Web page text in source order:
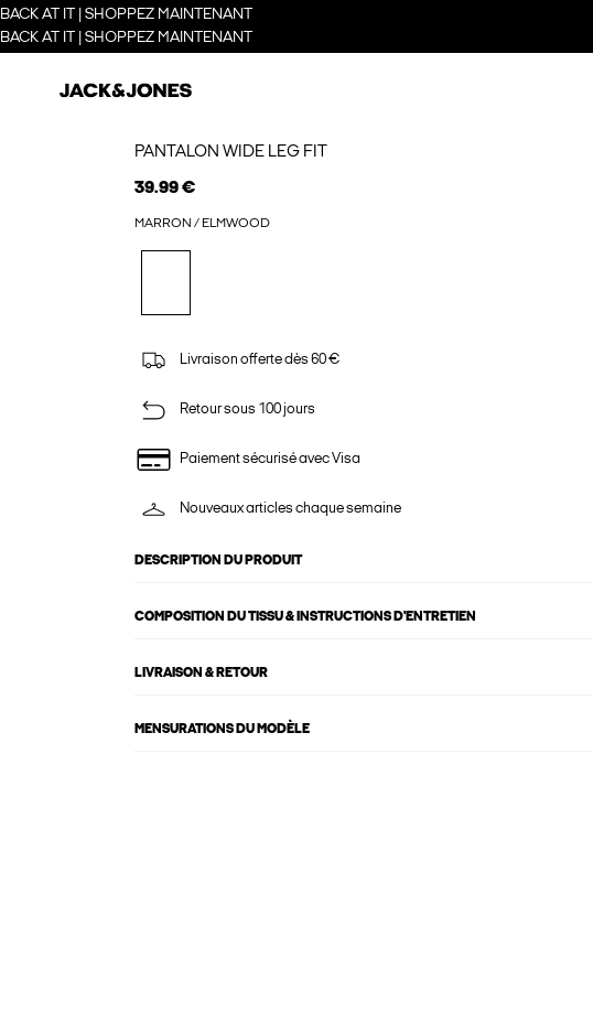
BACK AT IT | SHOPPEZ MAINTENANT
BACK AT IT | SHOPPEZ MAINTENANT
PANTALON WIDE LEG FIT
39.99 €
MARRON / ELMWOOD
Livraison offerte dès 60 €
Retour sous 100 jours
Paiement sécurisé avec Visa
Nouveaux articles chaque semaine
DESCRIPTION DU PRODUIT
COMPOSITION DU TISSU & INSTRUCTIONS D'ENTRETIEN
LIVRAISON & RETOUR
MENSURATIONS DU MODÈLE